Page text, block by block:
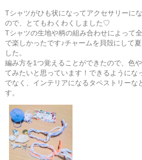
Tシャツがひも状になってアクセサリーに
ので、とてもわくわくしました♡
Tシャツの生地や柄の組み合わせによって
で楽しかったです♪チャームを貝殻にして
した。
編み方を1つ覚えることができたので、色
てみたいと思っています！できるようにな
でなく、インテリアになるタペストリーな
す。